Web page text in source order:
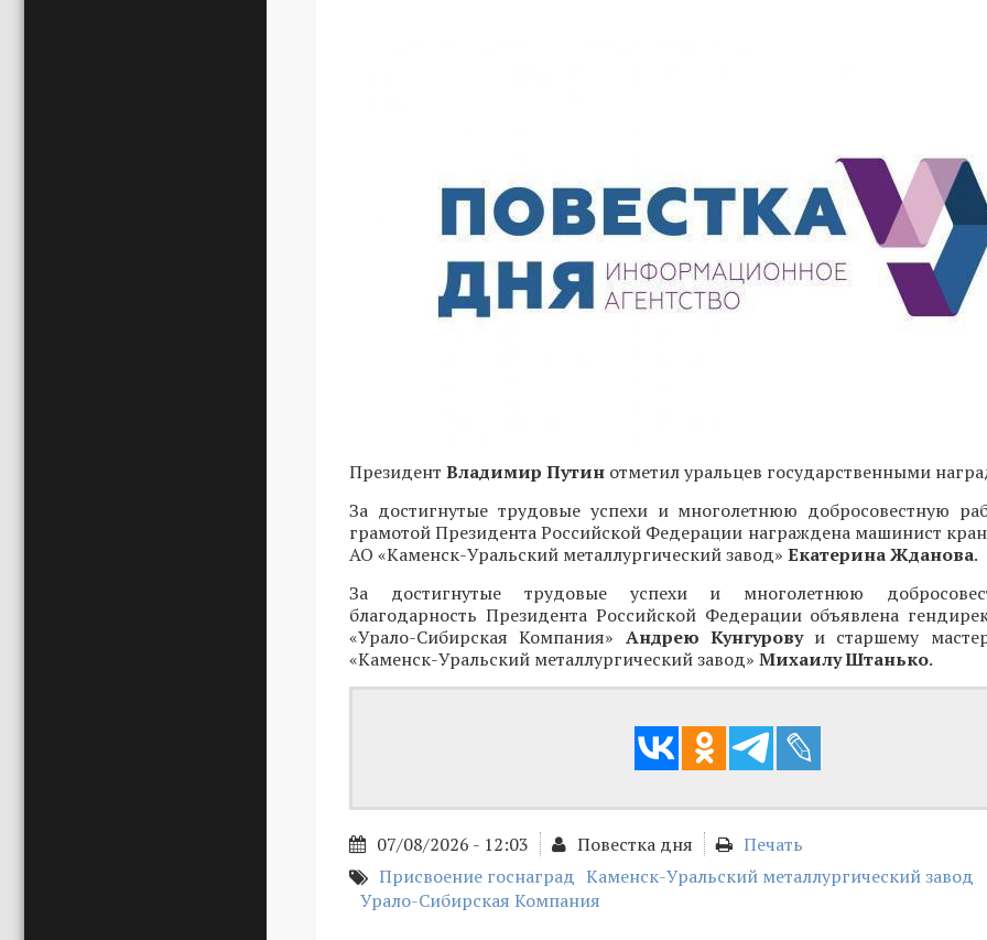
Президент Владимир Путин отметил уральцев государственными
За достигнутые трудовые успехи и многолетнюю добросовестную
грамотой Президента Российской Федерации награждена машинист
АО «Каменск-Уральский металлургический завод» Екатерина Жданова.
За достигнутые трудовые успехи и многолетнюю
благодарность Президента Российской Федерации объявлена
«Урало-Сибирская Компания» Андрею Кунгуровуи старшему
«Каменск-Уральский металлургический завод» Михаилу Штанько.
07/08/2026 - 12:03 Повестка дня
Печать
Присвоение госнаград Каменск-Уральский металлургический завод
Урало-Сибирская Компания